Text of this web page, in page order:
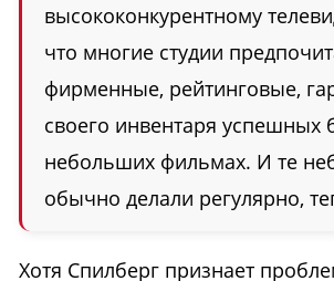
высококонкурентному
что многие студии
фирменные, рейтинговые,
своего инвентаря успешных
небольших фильмах. И те
обычно делали регулярно,
Хотя Спилберг признает